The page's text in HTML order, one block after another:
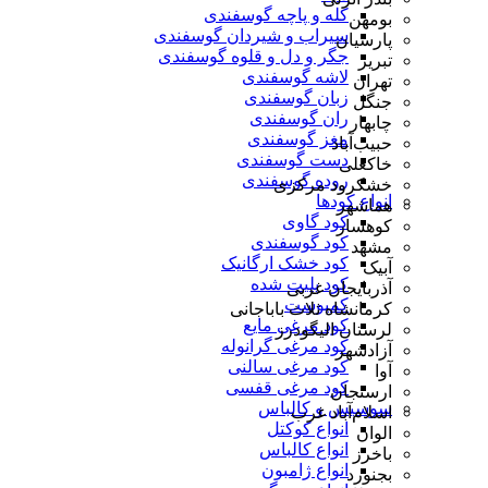
کله و پاچه گوسفندی
سیراب و شیردان گوسفندی
جگر و دل و قلوه گوسفندی
لاشه گوسفندی
زبان گوسفندی
ران گوسفندی
مغز گوسفندی
دست گوسفندی
روده گوسفندی
انواع کودها
کود گاوی
کود گوسفندی
کود خشک ارگانیک
کود پلیت شده
کمپوست
کود مرغی مایع
کود مرغی گرانوله
کود مرغی سالنی
کود مرغی قفسی
سوسیس و کالباس
انواع کوکتل
انواع کالباس
انواع ژامبون
بومهن
پارسیان
تبریز
تهران
جنگل
چابهار
حبیب‌آباد
خاکعلی
خشکرود مرکزی
هماشهر
کوهسار
مشهد
آبیک
آذربایجان غربی
کرمانشاه ثلاث باباجانی
لرستان الیگودرز
آزادشهر
آوا
ارسنجان
اسلام‌آباد غرب
الوان
باخرز
بجنورد